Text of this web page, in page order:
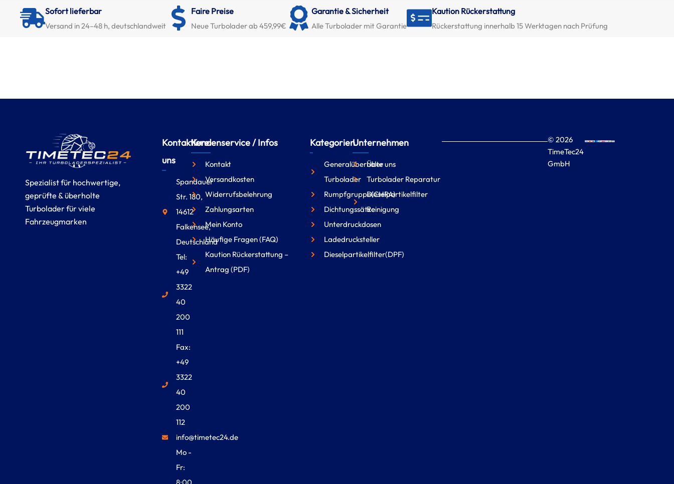
Sofort lieferbar
Versand in 24–48 h, deutschlandweit
Faire Preise
Neue Turbolader ab 459,99€
Garantie & Sicherheit
Alle Turbolader mit Garantie
Kaution Rückerstattung
Rückerstattung innerhalb 15 Werktagen nach Prüfung
Spezialist für hochwertige,
geprüfte & überholte
Turbolader für viele
Fahrzeugmarken
Kontaktiere
uns
Spandauer
Str. 180,
14612
Falkensee,
Deutschland
Tel:
+49
3322
40
200
111
Fax:
+49
3322
40
200
112
info@timetec24.de
Mo -
Fr:
Kundenservice / Infos
Kontakt
Versandkosten
Widerrufsbelehrung
Zahlungsarten
Mein Konto
Häufige Fragen (FAQ)
Kaution Rückerstattung –
Antrag (PDF)
Kategorien
Generalüberholte
Turbolader
Rumpfgruppe(CHRA)
Dichtungssätze
Unterdruckdosen
Ladedrucksteller
Dieselpartikelfilter(DPF)
Unternehmen
Über uns
Turbolader Reparatur
Dieselpartikelfilter
Reinigung
© 2026
TimeTec24
GmbH